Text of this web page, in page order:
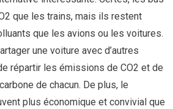
que les trains, mais ils restent
que les avions ou les voitures.
une voiture avec d’autres
répartir les émissions de CO2 et de
de chacun. De plus, le
plus économique et convivial que